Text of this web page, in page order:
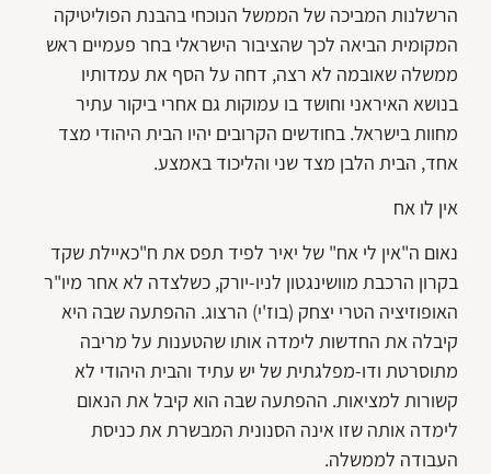
הרשלנות המביכה של הממשל הנוכחי בהבנת הפוליטיקה
המקומית הביאה לכך שהציבור הישראלי בחר פעמיים ראש
ממשלה שאובמה לא רצה, דחה על הסף את עמדותיו
בנושא האיראני וחושד בו עמוקות גם אחרי ביקור עתיר
מחוות בישראל. בחודשים הקרובים יהיו הבית היהודי מצד
אחד, הבית הלבן מצד שני והליכוד באמצע.
אין לו אח
נאום ה"אין לי אח" של יאיר לפיד תפס את ח"כאיילת שקד
בקרון הרכבת מוושינגטון לניו-יורק, כשלצדה לא אחר מיו"ר
האופוזיציה הטרי יצחק (בוז'י) הרצוג. ההפתעה שבה היא
קיבלה את החדשות לימדה אותו שהטענות על מריבה
מתוסרטת ודו-מפלגתית של יש עתיד והבית היהודי לא
קשורות למציאות. ההפתעה שבה הוא קיבל את הנאום
לימדה אותה שזו אינה הסנונית המבשרת את כניסת
העבודה לממשלה.